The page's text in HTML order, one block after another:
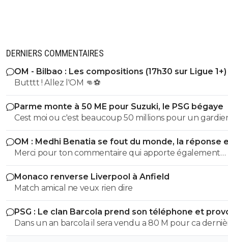
DERNIERS COMMENTAIRES
OM - Bilbao : Les compositions (17h30 sur Ligue 1+)
Butttt ! Allez l'OM 👊⚽
Parme monte à 50 ME pour Suzuki, le PSG bégaye
Cest moi ou c'est beaucoup 50 millions pour un
prestations naissantes ?
OM : Medhi Benatia se fout du monde, la réponse
violente
Merci pour ton commentaire qui apporte également
beaucoup a la communauté...Fais ce que je dis pas ce
fais. Bref, Benatia, c'est "ouiiin ouiiin, c'est pas moi c'est
autres qui sont des méchants" Vous êtes vraiment les
meilleurs a L'OM !!
Monaco renverse Liverpool à Anfield
Match amical ne veux rien dire
PSG : Le clan Barcola prend son téléphone et
un séisme
Dans un an barcola il sera vendu a 80 M pour ca
année de